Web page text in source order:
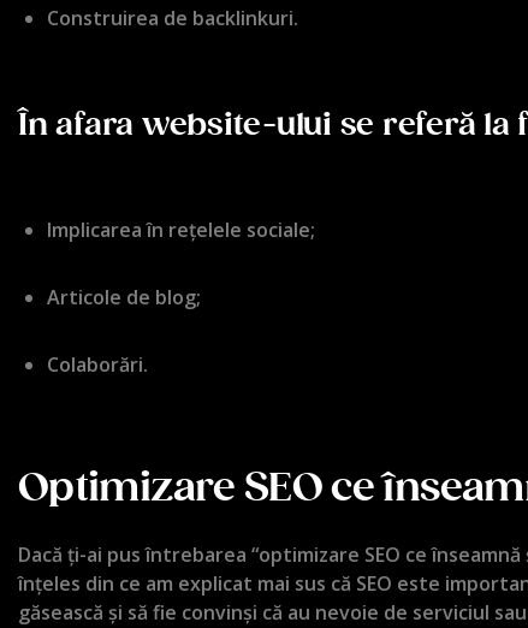
Construirea de backlinkuri.
În afara website-ului se referă la
Implicarea în rețelele sociale;
Articole de blog;
Colaborări.
Optimizare SEO ce
Dacă ți-ai pus întrebarea “optimizare SEO ce
înțeles din ce am explicat mai sus că SEO este
găsească și să fie convinși că au nevoie de serviciul